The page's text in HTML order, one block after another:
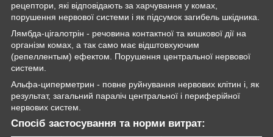
рецептори, які відповідають за харчування у комах,
порушення нервової системи і як підсумок загибель шкідника.
Лямбда-цігалотрін - речовина контактної та кишкової дії на
організм комах, а так само має відштовхуючим
(репеллентым) ефектом. Порушення центральної нервової
системи.
Альфа-циперметрин - повне руйнування нервових клітин і, як
результат, загальний параліч центральної і периферійної
нервових систем.
Спосіб застосування та норми витрат: